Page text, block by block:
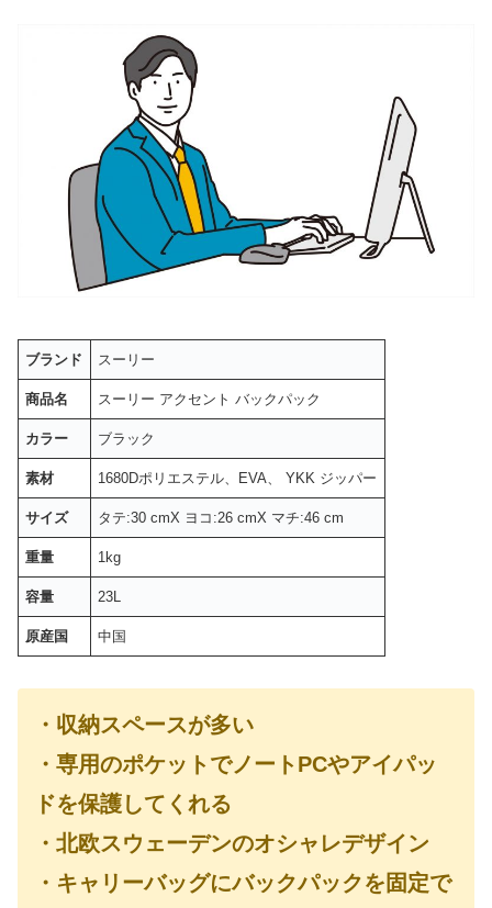
ブランド スーリー
商品名 スーリー アクセント バックパック
カラー ブラック
素材 1680Dポリエステル、EVA、 YKK ジッパー
サイズ タテ:30 cmX ヨコ:26 cmX マチ:46 cm
重量 1kg
容量 23L
原産国 中国
・収納スペースが多い
・専用のポケットでノートPCやアイパッ
ドを保護してくれる
・北欧スウェーデンのオシャレデザイン
・キャリーバッグにバックパックを固定で